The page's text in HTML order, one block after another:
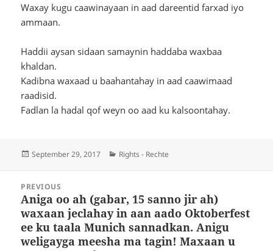
Waxay kugu caawinayaan in aad dareentid farxad iyo
ammaan.
Haddii aysan sidaan samaynin haddaba waxbaa
khaldan.
Kadibna waxaad u baahantahay in aad caawimaad
raadisid.
Fadlan la hadal qof weyn oo aad ku kalsoontahay.
Posted
September 29, 2017 Categories
Rights - Rechte
navigation
PREVIOUS
Previous
post:
Aniga oo ah (gabar, 15 sanno jir ah)
waxaan jeclahay in aan aado Oktoberfest
ee ku taala Munich sannadkan. Anigu
weligayga meesha ma tagin! Maxaan u